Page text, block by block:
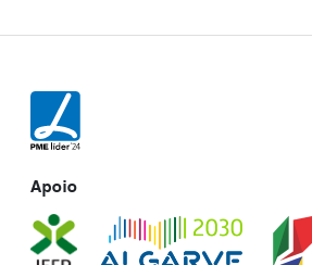
Apoio